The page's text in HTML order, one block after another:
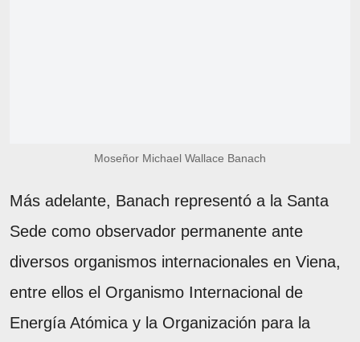
Moseñor Michael Wallace Banach
Más adelante, Banach representó a la Santa
Sede como observador permanente ante
diversos organismos internacionales en Viena,
entre ellos el Organismo Internacional de
Energía Atómica y la Organización para la